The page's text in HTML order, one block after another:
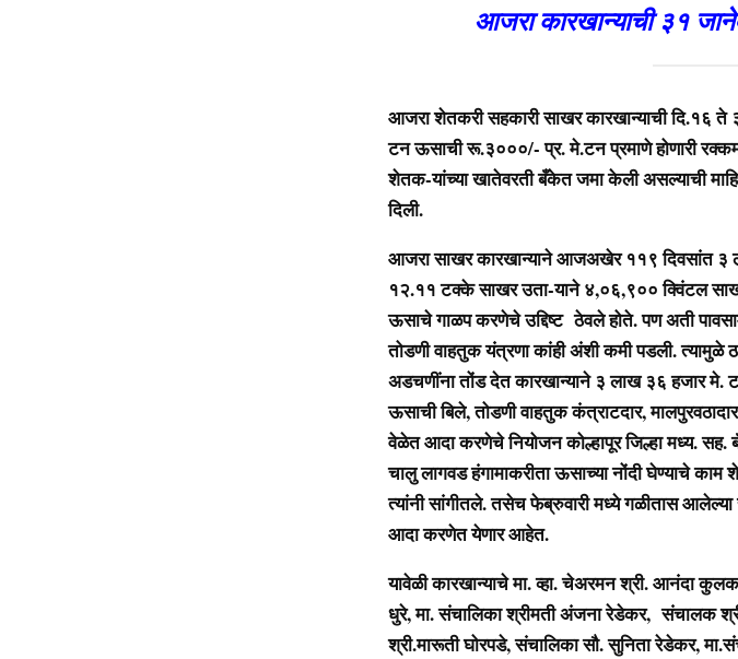
आजरा कारखान्याची ३१
आजरा शेतकरी सहकारी साखर कारखान्याची दि.१६ ते
टन ऊसाची रू.३०००/- प्र. मे.टन प्रमाणे होणारी
शेतक-यांच्या खातेवरती बँकेत जमा केली असल्याची
दिली.
आजरा साखर कारखान्याने आजअखेर ११९ दिवसांत
१२.११ टक्के साखर उता-याने ४,०६,९०० क्विंटल
ऊसाचे गाळप करणेचे उद्दिष्ट ठेवले होते. पण अती
तोडणी वाहतुक यंत्रणा कांही अंशी कमी पडली. त्यामुळे
अडचणींना तोंड देत कारखान्याने ३ लाख ३६ हजार मे.
ऊसाची बिले, तोडणी वाहतुक कंत्राटदार,
वेळेत आदा करणेचे नियोजन कोल्हापूर जिल्हा मध्य. सह.
चालु लागवड हंगामाकरीता ऊसाच्या नोंदी घेण्याचे
त्यांनी सांगीतले. तसेच फेब्रुवारी मध्ये गळीतास
आदा करणेत येणार आहेत.
यावेळी कारखान्याचे मा. व्हा. चेअरमन श्री. आनंदा
धुरे, मा. संचालिका श्रीमती अंजना रेडेकर, संचालक
श्री.मारूती घोरपडे, संचालिका सौ. सुनिता रेडेकर,